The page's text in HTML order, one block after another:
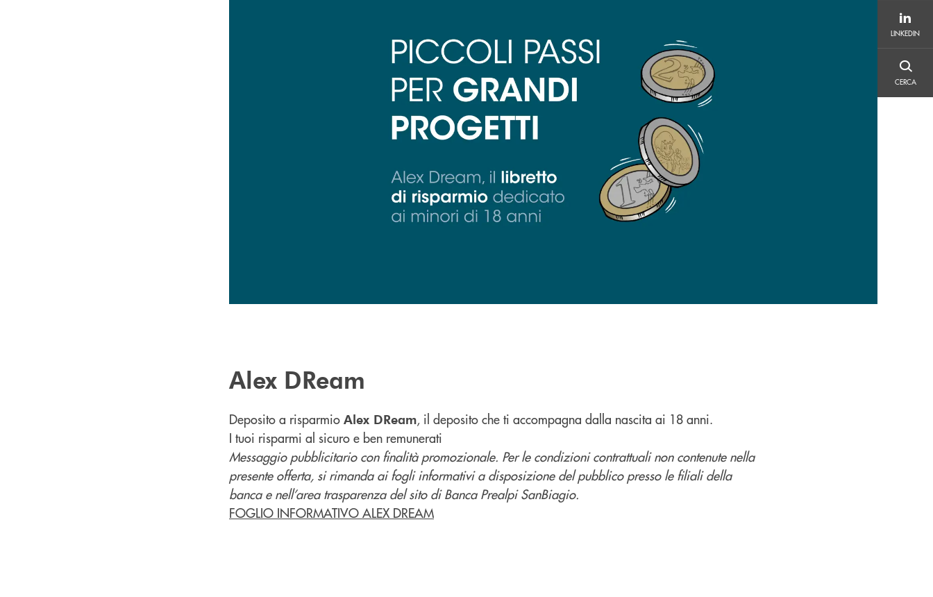
LINKEDIN
CERCA
Alex DReam
Deposito a risparmio Alex DReam, il deposito che ti accompagna dalla nascita ai 18 anni.
I tuoi risparmi al sicuro e ben remunerati
Messaggio pubblicitario con finalità promozionale. Per le condizioni contrattuali non contenute nella
presente offerta, si rimanda ai fogli informativi a disposizione del pubblico presso le filiali della
banca e nell’area trasparenza del sito di Banca Prealpi SanBiagio.
FOGLIO INFORMATIVO ALEX DREAM